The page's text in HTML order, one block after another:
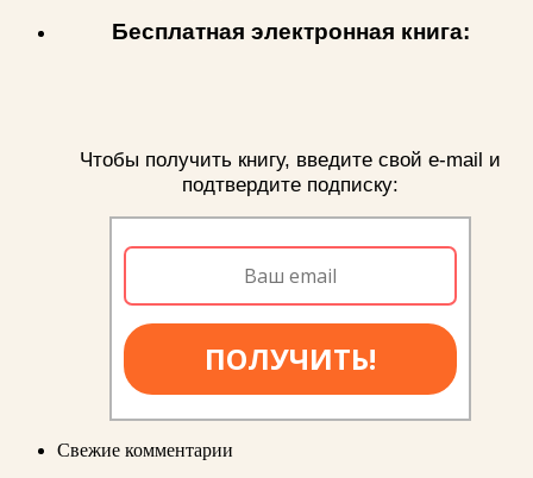
Бесплатная электронная книга:
Чтобы получить книгу, введите свой e-mail и
подтвердите подписку:
ПОЛУЧИТЬ!
Свежие комментарии